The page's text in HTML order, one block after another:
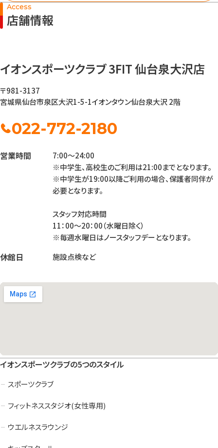
Access
店舗情報
イオンスポーツクラブ 3FIT 仙台泉大沢店
〒981-3137
宮城県仙台市泉区大沢1-5-1イオンタウン仙台泉大沢 2階
022-772-2180
営業時間
7:00～24:00
※中学生、高校生のご利用は21:00までとなります。
※中学生が19:00以降ご利用の場合、保護者同伴が
必要となります。
スタッフ対応時間
11：00～20：00（水曜日除く）
※毎週水曜日はノースタッフデーとなります。
休館日 施設点検など
イオンスポーツクラブの5つのスタイル
スポーツクラブ
フィットネススタジオ(女性専用)
ウエルネスラウンジ